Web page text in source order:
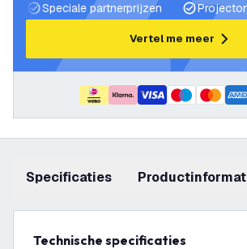
Speciale partnerprijzen
Vertel me meer
Specificaties
Technische specificaties